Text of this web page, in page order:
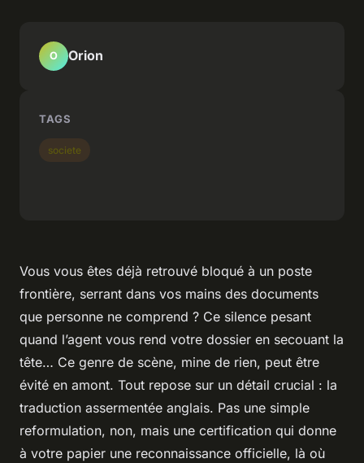
Vous vous êtes déjà retrouvé bloqué à un poste
frontière, serrant dans vos mains des documents
que personne ne comprend ? Ce silence pesant
quand l’agent vous rend votre dossier en secouant la
tête… Ce genre de scène, mine de rien, peut être
évité en amont. Tout repose sur un détail crucial : la
traduction assermentée anglais. Pas une simple
reformulation, non, mais une certification qui donne
à votre papier une reconnaissance officielle, là où
O Orion
TAGS
societe